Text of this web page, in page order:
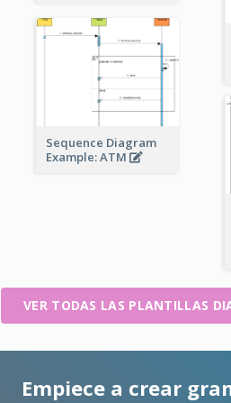
Sequence Diagram
Example: ATM
VER TODAS LAS PLANTILLAS
Empiece a crear